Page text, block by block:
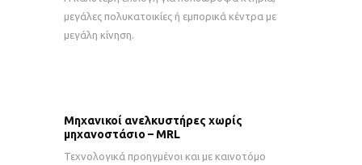
μεγάλες πολυκατοικίες ή εμπορικά κέντρα με
μεγάλη κίνηση.
Μηχανικοί ανελκυστήρες χωρίς
μηχανοστάσιο – MRL
Τεχνολογικά προηγμένοι και με καινοτόμο